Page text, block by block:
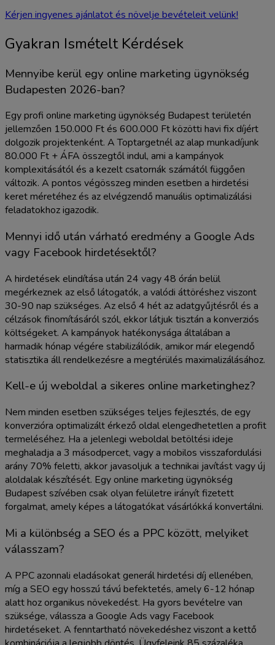
Kérjen ingyenes ajánlatot és növelje bevételeit velünk!
Gyakran Ismételt Kérdések
Mennyibe kerül egy online marketing ügynökség
Budapesten 2026-ban?
Egy profi online marketing ügynökség Budapest területén
jellemzően 150.000 Ft és 600.000 Ft közötti havi fix díjért
dolgozik projektenként. A Toptargetnél az alap munkadíjunk
80.000 Ft + ÁFA összegtől indul, ami a kampányok
komplexitásától és a kezelt csatornák számától függően
változik. A pontos végösszeg minden esetben a hirdetési
keret méretéhez és az elvégzendő manuális optimalizálási
feladatokhoz igazodik.
Mennyi idő után várható eredmény a Google Ads
vagy Facebook hirdetésektől?
A hirdetések elindítása után 24 vagy 48 órán belül
megérkeznek az első látogatók, a valódi áttöréshez viszont
30-90 nap szükséges. Az első 4 hét az adatgyűjtésről és a
célzások finomításáról szól, ekkor látjuk tisztán a konverziós
költségeket. A kampányok hatékonysága általában a
harmadik hónap végére stabilizálódik, amikor már elegendő
statisztika áll rendelkezésre a megtérülés maximalizálásához.
Kell-e új weboldal a sikeres online marketinghez?
Nem minden esetben szükséges teljes fejlesztés, de egy
konverzióra optimalizált érkező oldal elengedhetetlen a profit
termeléséhez. Ha a jelenlegi weboldal betöltési ideje
meghaladja a 3 másodpercet, vagy a mobilos visszafordulási
arány 70% feletti, akkor javasoljuk a technikai javítást vagy új
aloldalak készítését. Egy online marketing ügynökség
Budapest szívében csak olyan felületre irányít fizetett
forgalmat, amely képes a látogatókat vásárlókká konvertálni.
Mi a különbség a SEO és a PPC között, melyiket
válasszam?
A PPC azonnali eladásokat generál hirdetési díj ellenében,
míg a SEO egy hosszú távú befektetés, amely 6-12 hónap
alatt hoz organikus növekedést. Ha gyors bevételre van
szüksége, válassza a Google Ads vagy Facebook
hirdetéseket. A fenntartható növekedéshez viszont a kettő